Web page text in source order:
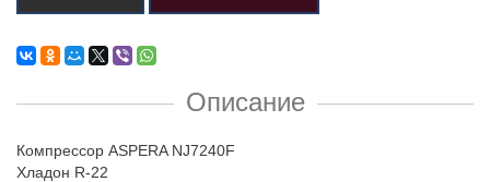
Описание
Компрессор ASPERA NJ7240F
Хладон R-22